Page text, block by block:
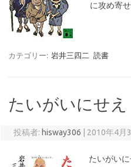
に攻め寄
カテゴリー: 岩井三四二 読書
たいがいにせえ
投稿者: hisway306 2010年4月
たいがい